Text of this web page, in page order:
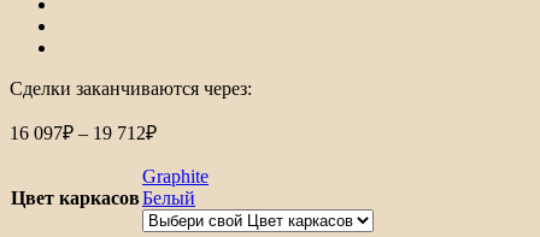
Сделки заканчиваются через:
16 097₽ – 19 712₽Диапазон
16
097₽
–
Цвет каркасов
Graphite
Белый